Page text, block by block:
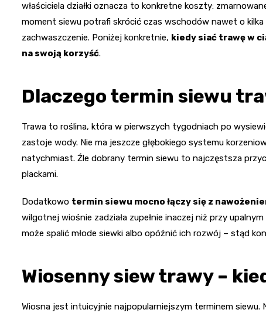
właściciela działki oznacza to konkretne koszty:
moment siewu potrafi skrócić czas wschodów nawet o
zachwaszczenie. Poniżej konkretnie, kiedy siać trawę w
na swoją korzyść.
Dlaczego termin siewu
Trawa to roślina, która w pierwszych tygodniach po
zastoje wody. Nie ma jeszcze głębokiego systemu
natychmiast. Źle dobrany termin siewu to najczęstsza
plackami.
Dodatkowo termin siewu mocno łączy się z
wilgotnej wiośnie zadziała zupełnie inaczej niż przy
może spalić młode siewki albo opóźnić ich rozwój – stąd
Wiosenny siew trawy –
Wiosna jest intuicyjnie najpopularniejszym terminem